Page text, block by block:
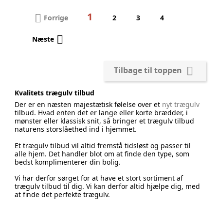
 Forrige 1 2 3 4
Næste 
Tilbage til toppen 
Kvalitets trægulv tilbud
Der er en næsten majestætisk følelse over et nyt trægulv
tilbud. Hvad enten det er lange eller korte brædder, i
mønster eller klassisk snit, så bringer et trægulv tilbud
naturens storslåethed ind i hjemmet.
Et trægulv tilbud vil altid fremstå tidsløst og passer til
alle hjem. Det handler blot om at finde den type, som
bedst komplimenterer din bolig.
Vi har derfor sørget for at have et stort sortiment af
trægulv tilbud til dig. Vi kan derfor altid hjælpe dig, med
at finde det perfekte trægulv.